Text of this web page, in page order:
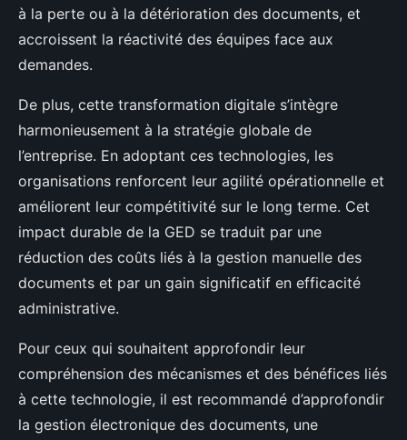
à la perte ou à la détérioration des documents, et
accroissent la réactivité des équipes face aux
demandes.
De plus, cette transformation digitale s’intègre
harmonieusement à la stratégie globale de
l’entreprise. En adoptant ces technologies, les
organisations renforcent leur agilité opérationnelle et
améliorent leur compétitivité sur le long terme. Cet
impact durable de la GED se traduit par une
réduction des coûts liés à la gestion manuelle des
documents et par un gain significatif en efficacité
administrative.
Pour ceux qui souhaitent approfondir leur
compréhension des mécanismes et des bénéfices liés
à cette technologie, il est recommandé d’approfondir
la gestion électronique des documents, une